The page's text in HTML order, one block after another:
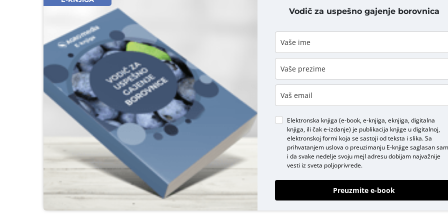
DODAJ KOMENTAR
Vodič za uspešno gajenje borovnica
Elektronska knjiga (e-book, e-knjiga, eknjiga, digitalna
knjiga, ili čak e-izdanje) je publikacija knjige u digitalnoj,
elektronskoj formi koja se sastoji od teksta i slika. Sa
prihvatanjem uslova o preuzimanju E-knjigesaglasan sam
i da svake nedelje svoju mejl adresu dobijam najvažnije
vesti iz sveta poljoprivrede.
Preuzmite e-book